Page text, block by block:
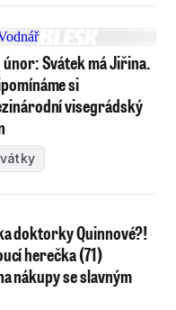
únor: Svátek má Jiřina.
si
visegrádský
doktorky Quinnové?!
herečka (71)
nákupy se slavným